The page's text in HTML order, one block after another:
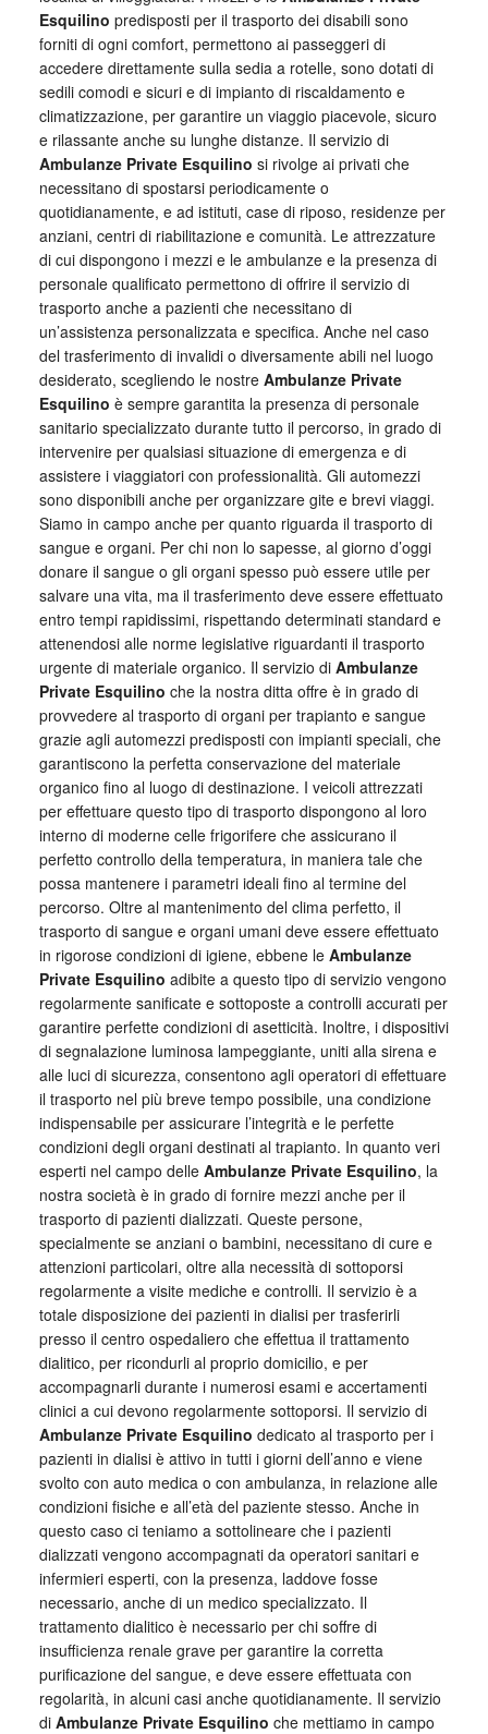
Esquilino predisposti per il trasporto dei disabili sono
forniti di ogni comfort, permettono ai passeggeri di
accedere direttamente sulla sedia a rotelle, sono dotati di
sedili comodi e sicuri e di impianto di riscaldamento e
climatizzazione, per garantire un viaggio piacevole, sicuro
e rilassante anche su lunghe distanze. Il servizio di
Ambulanze Private Esquilino si rivolge ai privati che
necessitano di spostarsi periodicamente o
quotidianamente, e ad istituti, case di riposo, residenze per
anziani, centri di riabilitazione e comunità. Le attrezzature
di cui dispongono i mezzi e le ambulanze e la presenza di
personale qualificato permettono di offrire il servizio di
trasporto anche a pazienti che necessitano di
un’assistenza personalizzata e specifica. Anche nel caso
del trasferimento di invalidi o diversamente abili nel luogo
desiderato, scegliendo le nostre Ambulanze Private
Esquilino è sempre garantita la presenza di personale
sanitario specializzato durante tutto il percorso, in grado di
intervenire per qualsiasi situazione di emergenza e di
assistere i viaggiatori con professionalità. Gli automezzi
sono disponibili anche per organizzare gite e brevi viaggi.
Siamo in campo anche per quanto riguarda il trasporto di
sangue e organi. Per chi non lo sapesse, al giorno d’oggi
donare il sangue o gli organi spesso può essere utile per
salvare una vita, ma il trasferimento deve essere effettuato
entro tempi rapidissimi, rispettando determinati standard e
attenendosi alle norme legislative riguardanti il trasporto
urgente di materiale organico. Il servizio di Ambulanze
Private Esquilino che la nostra ditta offre è in grado di
provvedere al trasporto di organi per trapianto e sangue
grazie agli automezzi predisposti con impianti speciali, che
garantiscono la perfetta conservazione del materiale
organico fino al luogo di destinazione. I veicoli attrezzati
per effettuare questo tipo di trasporto dispongono al loro
interno di moderne celle frigorifere che assicurano il
perfetto controllo della temperatura, in maniera tale che
possa mantenere i parametri ideali fino al termine del
percorso. Oltre al mantenimento del clima perfetto, il
trasporto di sangue e organi umani deve essere effettuato
in rigorose condizioni di igiene, ebbene le Ambulanze
Private Esquilino adibite a questo tipo di servizio vengono
regolarmente sanificate e sottoposte a controlli accurati per
garantire perfette condizioni di asetticità. Inoltre, i dispositivi
di segnalazione luminosa lampeggiante, uniti alla sirena e
alle luci di sicurezza, consentono agli operatori di effettuare
il trasporto nel più breve tempo possibile, una condizione
indispensabile per assicurare l’integrità e le perfette
condizioni degli organi destinati al trapianto. In quanto veri
esperti nel campo delle Ambulanze Private Esquilino, la
nostra società è in grado di fornire mezzi anche per il
trasporto di pazienti dializzati. Queste persone,
specialmente se anziani o bambini, necessitano di cure e
attenzioni particolari, oltre alla necessità di sottoporsi
regolarmente a visite mediche e controlli. Il servizio è a
totale disposizione dei pazienti in dialisi per trasferirli
presso il centro ospedaliero che effettua il trattamento
dialitico, per ricondurli al proprio domicilio, e per
accompagnarli durante i numerosi esami e accertamenti
clinici a cui devono regolarmente sottoporsi. Il servizio di
Ambulanze Private Esquilino dedicato al trasporto per i
pazienti in dialisi è attivo in tutti i giorni dell’anno e viene
svolto con auto medica o con ambulanza, in relazione alle
condizioni fisiche e all’età del paziente stesso. Anche in
questo caso ci teniamo a sottolineare che i pazienti
dializzati vengono accompagnati da operatori sanitari e
infermieri esperti, con la presenza, laddove fosse
necessario, anche di un medico specializzato. Il
trattamento dialitico è necessario per chi soffre di
insufficienza renale grave per garantire la corretta
purificazione del sangue, e deve essere effettuata con
regolarità, in alcuni casi anche quotidianamente. Il servizio
di Ambulanze Private Esquilino che mettiamo in campo